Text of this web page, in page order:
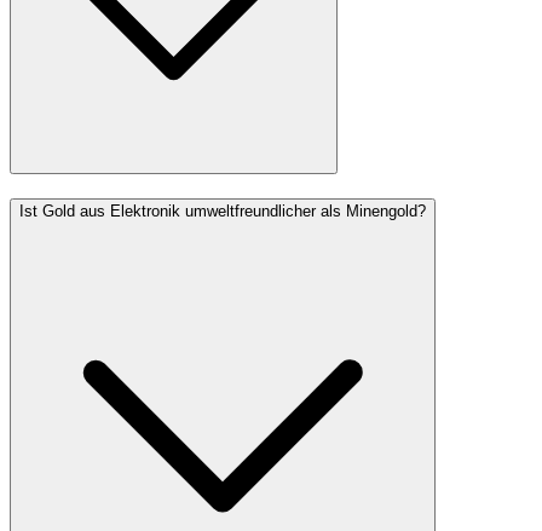
Ist Gold aus Elektronik umweltfreundlicher als Minengold?